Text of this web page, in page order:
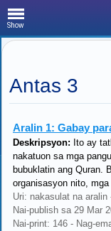
Show
Antas 3
Aralin 1: Gabay
Deskripsyon: Ito ay
nakatuon sa mga
bubuklatin ang Quran.
organisasyon nito,
Uri: nakasulat na
Nai-publish sa 29 Mar
Nai-print: 146 - Nag-